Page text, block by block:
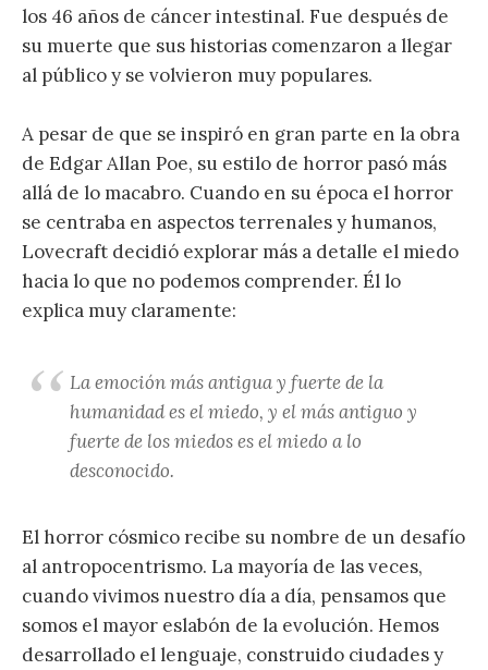
los 46 años de cáncer intestinal. Fue después de
su muerte que sus historias comenzaron a llegar
al público y se volvieron muy populares.
A pesar de que se inspiró en gran parte en la obra
de Edgar Allan Poe, su estilo de horror pasó más
allá de lo macabro. Cuando en su época el horror
se centraba en aspectos terrenales y humanos,
Lovecraft decidió explorar más a detalle el miedo
hacia lo que no podemos comprender. Él lo
explica muy claramente:
La emoción más antigua y fuerte de la
humanidad es el miedo, y el más antiguo y
fuerte de los miedos es el miedo a lo
desconocido.
El horror cósmico recibe su nombre de un desafío
al antropocentrismo. La mayoría de las veces,
cuando vivimos nuestro día a día, pensamos que
somos el mayor eslabón de la evolución. Hemos
desarrollado el lenguaje, construido ciudades y